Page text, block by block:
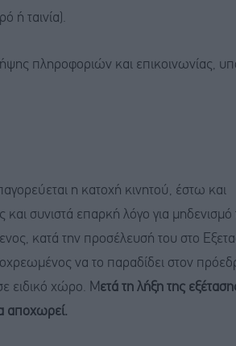
ή ταινία).
πληροφοριών και επικοινωνίας,
η κατοχή κινητού, έστω και
συνιστά επαρκή λόγο για μηδενισμό
κατά την προσέλευσή του στο
να το παραδίδει στον
ειδικό χώρο. Μετά τη λήξη της
αποχωρεί.